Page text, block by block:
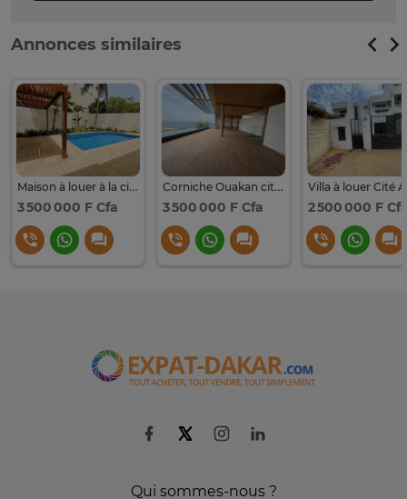
Annonces similaires
Maison à louer à la cité africa à 2 minutes de jean mermoz
3 500 000 F Cfa
Corniche Ouakan cité africa duplex à louer jean Mermoz
3 500 000 F Cfa 2 500 000 F
Qui sommes-nous ?